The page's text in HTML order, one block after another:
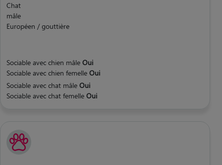
Chat
mâle
Européen / gouttière
Sociable avec chien mâle Oui
Sociable avec chien femelle Oui
Sociable avec chat mâle Oui
Sociable avec chat femelle Oui